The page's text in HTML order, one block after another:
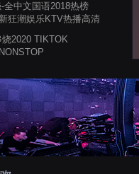
全中文国语2018热榜
狂潮娱乐KTV热播高清
2020 TIKTOK
存在夏天的风是想你的